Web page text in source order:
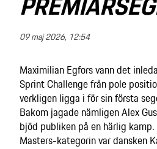
09 maj 2026, 12:54
Maximilian Egfors vann det
Sprint Challenge från pole
verkligen ligga i för sin första
Bakom jagade nämligen Alex
bjöd publiken på en härlig kamp.
Masters-kategorin var dansken